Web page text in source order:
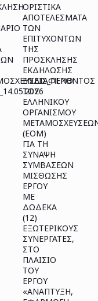
ΟΡΙΣΤΙΚΑ
ΑΠΟΤΕΛΕΣΜΑΤΑ
ΤΩΝ
ΕΠΙΤΥΧΟΝΤΩΝ
ΤΗΣ
ΠΡΟΣΚΛΗΣΗΣ
ΕΚΔΗΛΩΣΗΣ
ΕΝΔΙΑΦΕΡΟΝΤΟΣ
ΤΟΥ
ΕΛΛΗΝΙΚΟΥ
ΟΡΓΑΝΙΣΜΟΥ
(ΕΟΜ)
ΓΙΑ ΤΗ
ΣΥΝΑΨΗ
ΣΥΜΒΑΣΕΩΝ
ΜΙΣΘΩΣΗΣ
ΕΡΓΟΥ
ΜΕ
ΔΩΔΕΚΑ
(12)
ΕΞΩΤΕΡΙΚΟΥΣ
ΣΥΝΕΡΓΑΤΕΣ,
ΣΤΟ
ΠΛΑΙΣΙΟ
ΤΟΥ
ΕΡΓΟΥ
«ΑΝΑΠΤΥΞΗ,